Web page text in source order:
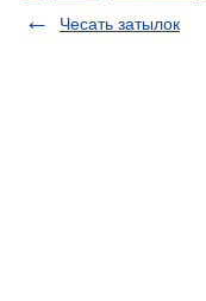
Чесать затылок